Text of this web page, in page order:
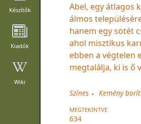
Készítők
Kiadók
Wiki
Abel, egy átlagos
álmos
hanem egy sötét
ahol misztikus
ebben a végtelen
megtalálja, ki is ő
Színes Kemény
MEGTEKINTVE
634